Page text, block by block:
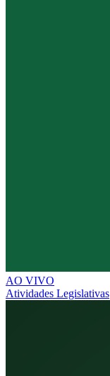
AO VIVO
Atividades Legislativas